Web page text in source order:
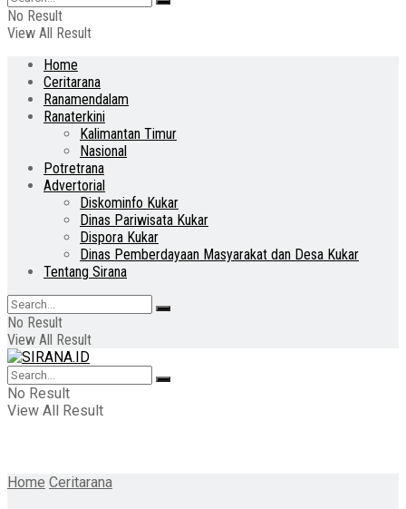
No Result
View All Result
Home
Ceritarana
Ranamendalam
Ranaterkini
Kalimantan Timur
Nasional
Potretrana
Advertorial
Diskominfo Kukar
Dinas Pariwisata Kukar
Dispora Kukar
Dinas Pemberdayaan Masyarakat dan Desa Kukar
Tentang Sirana
No Result
View All Result
No Result
View All Result
Home Ceritarana